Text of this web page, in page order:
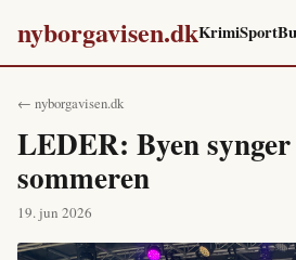
nyborgavisen.dkKrimiSport
← nyborgavisen.dk
LEDER: Byen
sommeren
19. jun 2026